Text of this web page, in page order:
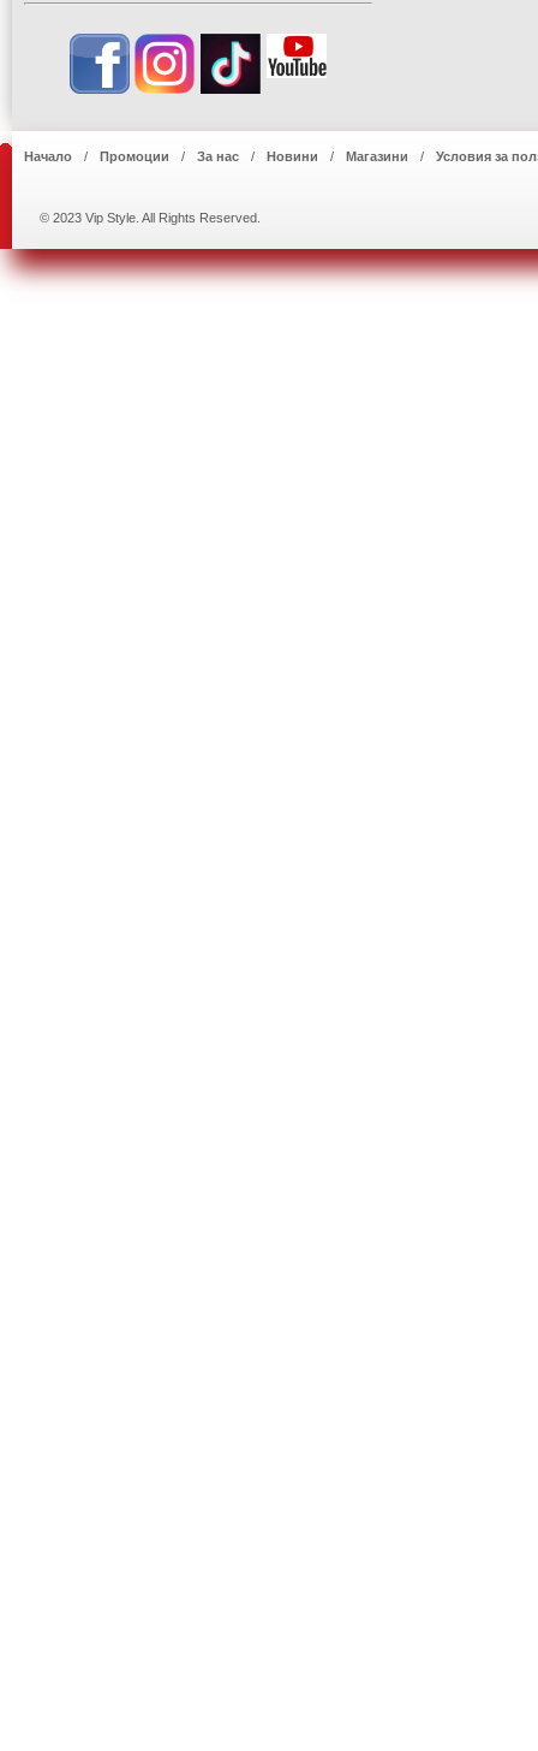
Начало Промоции За нас Новини Магазини Условия за
© 2023 Vip Style. All Rights Reserved.